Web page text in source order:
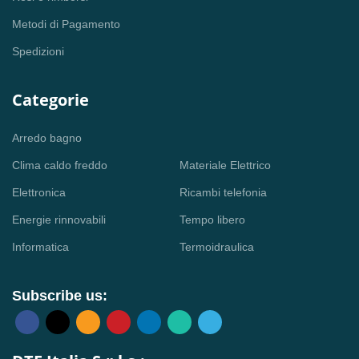
Metodi di Pagamento
Spedizioni
Categorie
Arredo bagno
Clima caldo freddo
Elettronica
Energie rinnovabili
Informatica
Materiale Elettrico
Ricambi telefonia
Tempo libero
Termoidraulica
Subscribe us: